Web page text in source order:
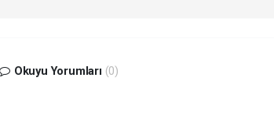
Okuyu Yorumları (0)